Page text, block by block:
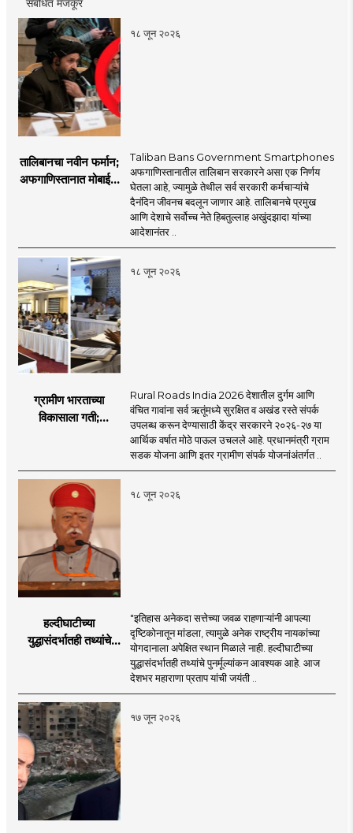
१८ जून २०२६
तालिबानचा नवीन फर्मान;
अफगाणिस्तानात मोबाईल
Taliban Bans Government Smartphones
अफगाणिस्तानातील तालिबान सरकारने असा एक निर्णय
घेतला आहे, ज्यामुळे तेथील सर्व सरकारी कर्मचाऱ्यांचे
दैनंदिन जीवनच बदलून जाणार आहे. तालिबानचे प्रमुख
आणि देशाचे सर्वोच्च नेते हिबतुल्लाह अखुंदझादा यांच्या
आदेशानंतर ..
१८ जून २०२६
ग्रामीण भारताच्या
विकासाला गती;
लक्ष्य!
Rural Roads India 2026 देशातील दुर्गम आणि
वंचित गावांना सर्व ऋतूंमध्ये सुरक्षित व अखंड रस्ते संपर्क
उपलब्ध करून देण्यासाठी केंद्र सरकारने २०२६-२७ या
आर्थिक वर्षात मोठे पाऊल उचलले आहे. प्रधानमंत्री ग्राम
सडक योजना आणि इतर ग्रामीण संपर्क योजनांअंतर्गत ..
१८ जून २०२६
हल्दीघाटीच्या
युद्धासंदर्भातही तथ्यांचे
मोहनजी भागवत
"इतिहास अनेकदा सत्तेच्या जवळ राहणाऱ्यांनी आपल्या
दृष्टिकोनातून मांडला, त्यामुळे अनेक राष्ट्रीय नायकांच्या
योगदानाला अपेक्षित स्थान मिळाले नाही. हल्दीघाटीच्या
युद्धासंदर्भातही तथ्यांचे पुनर्मूल्यांकन आवश्यक आहे. आज
देशभर महाराणा प्रताप यांची जयंती ..
१७ जून २०२६